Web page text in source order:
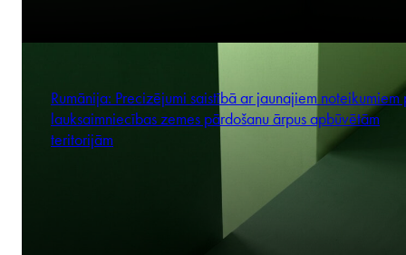
Rumānija: Precizējumi saistībā ar jaunajiem noteikumiem
lauksaimniecības zemes pārdošanu ārpus apbūvētām
teritorijām